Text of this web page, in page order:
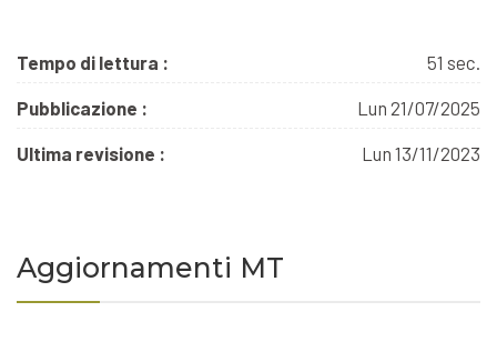
Tempo di lettura : 51 sec.
Pubblicazione : Lun 21/07/2025
Ultima revisione : Lun 13/11/2023
Aggiornamenti MT